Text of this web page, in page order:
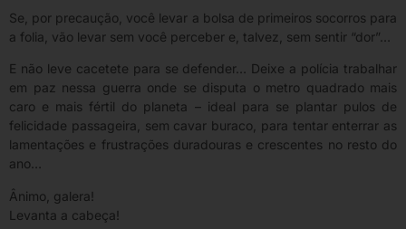
Se, por precaução, você levar a bolsa de primeiros socorros para
a folia, vão levar sem você perceber e, talvez, sem sentir “dor”…
E não leve cacetete para se defender… Deixe a polícia trabalhar
em paz nessa guerra onde se disputa o metro quadrado mais
caro e mais fértil do planeta – ideal para se plantar pulos de
felicidade passageira, sem cavar buraco, para tentar enterrar as
lamentações e frustrações duradouras e crescentes no resto do
ano…
Ânimo, galera!
Levanta a cabeça!